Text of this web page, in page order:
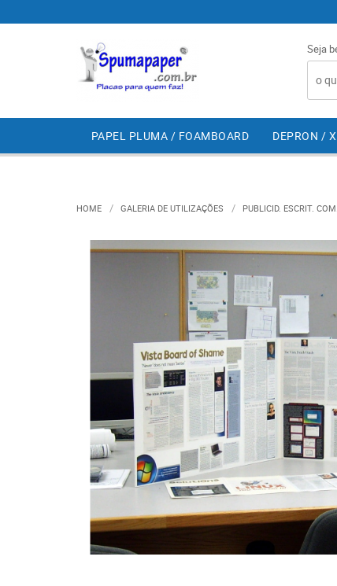
Seja
PAPEL PLUMA / FOAMBOARD DEPRON /
HOME GALERIA DE UTILIZAÇÕES PUBLICID. ESCRIT.